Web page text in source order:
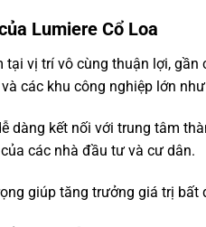
Lumiere Cổ Loa
tại vị trí vô cùng thuận lợi,
các khu công nghiệp lớn
dàng kết nối với trung tâm
các nhà đầu tư và cư dân.
giúp tăng trưởng giá trị bất